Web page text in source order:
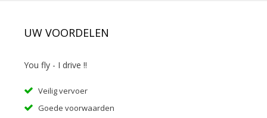
UW VOORDELEN
You fly - I drive !!
Veilig vervoer
Goede voorwaarden